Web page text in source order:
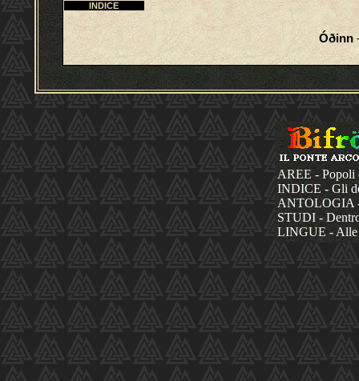
INDICE
Óðinn
AREE - Popoli
INDICE - Gli
ANTOLOGIA
STUDI -
LINGUE - Alle